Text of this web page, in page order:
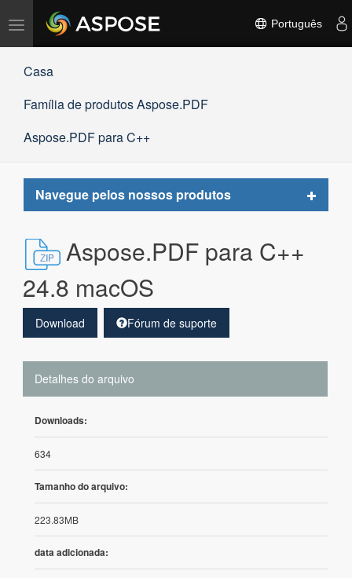
Alternar
navegação
Português
Casa
Família de produtos Aspose.PDF
Aspose.PDF para C++
Navegue pelos nossos produtos
Toggle
Aspose.PDF para C++
24.8 macOS
Download Fórum de suporte
Detalhes do arquivo
Downloads:
634
Tamanho do arquivo:
223.83MB
data adicionada: